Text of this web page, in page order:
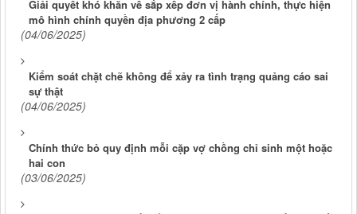
Giải quyết khó khăn về sắp xếp đơn vị hành chính, thực hiện
mô hình chính quyền địa phương 2 cấp
(04/06/2025)
Kiểm soát chặt chẽ không để xảy ra tình trạng quảng cáo sai
sự thật
(04/06/2025)
Chính thức bỏ quy định mỗi cặp vợ chồng chỉ sinh một hoặc
hai con
(03/06/2025)